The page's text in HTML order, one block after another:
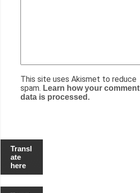
This site uses Akismet to reduce
spam. Learn how your comment
data is processed.
Transl
ate
here